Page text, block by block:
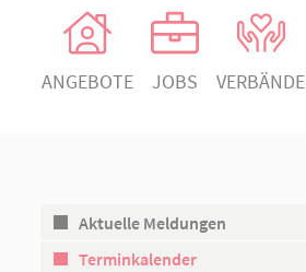
ANGEBOTE JOBS VERBÄNDE
AWO Ortsverein Rheinsberg
Aktuelle Meldungen
Terminkalender